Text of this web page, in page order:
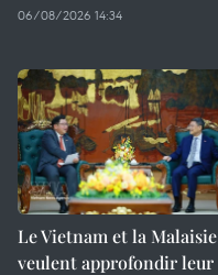
06/08/2026 14:34
Le Vietnam et la Malaisie
veulent approfondir leur